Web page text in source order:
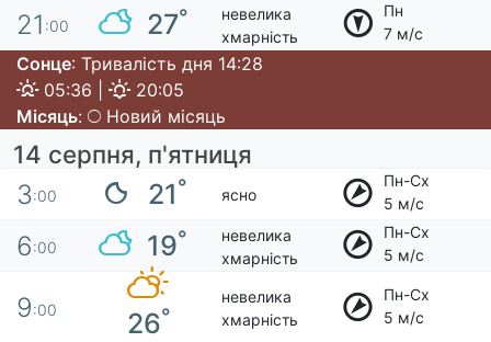
21 :00 27°
невелика
хмарність
Пн
7 м/с
Сонце: Тривалість дня 14:28
05:36 |
20:05
Місяць: Новий місяць
14 серпня, п'ятниця
3:00 21° ясно
Пн-Сх
5 м/с
6:00 19°
невелика
хмарність
Пн-Сх
5 м/с
9:00 26°
невелика
хмарність
Пн-Сх
5 м/с